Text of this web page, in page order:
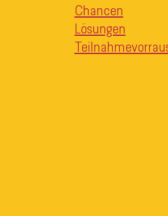
Chancen
Lösungen